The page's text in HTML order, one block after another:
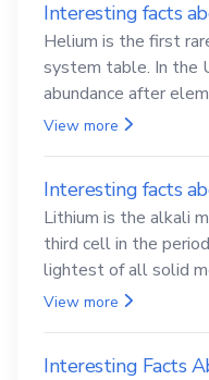
Interesting facts
Helium is the first
system table. In the
abundance after
View more
Interesting facts
Lithium is the alkali
third cell in the
lightest of all solid
View more
Interesting Facts